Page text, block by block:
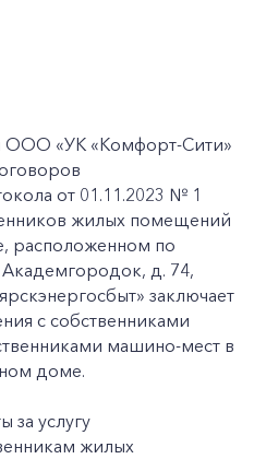
ООО «УК «Комфорт-Сити»
от 01.11.2023 № 1
жилых помещений
расположенном по
Академгородок, д. 74,
заключает
с собственниками
машино-мест в
доме.
за услугу
жилых